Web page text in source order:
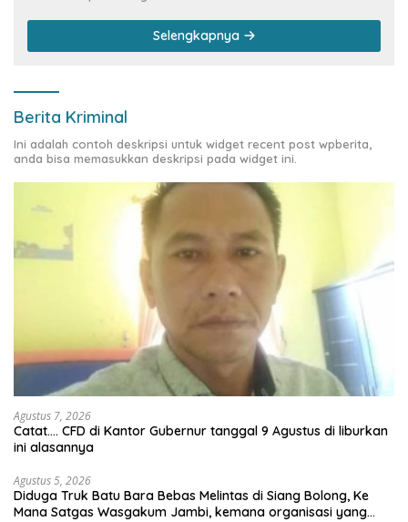
Selengkapnya
Berita Kriminal
Ini adalah contoh deskripsi untuk widget recent post wpberita,
anda bisa memasukkan deskripsi pada widget ini.
Agustus 7, 2026
Catat…. CFD di Kantor Gubernur tanggal 9 Agustus di liburkan
ini alasannya
Agustus 5, 2026
Diduga Truk Batu Bara Bebas Melintas di Siang Bolong, Ke
Mana Satgas Wasgakum Jambi, kemana organisasi yang